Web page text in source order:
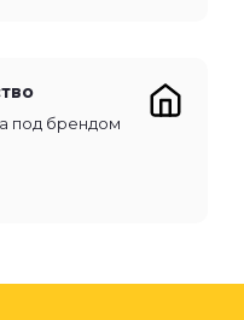
под брендом